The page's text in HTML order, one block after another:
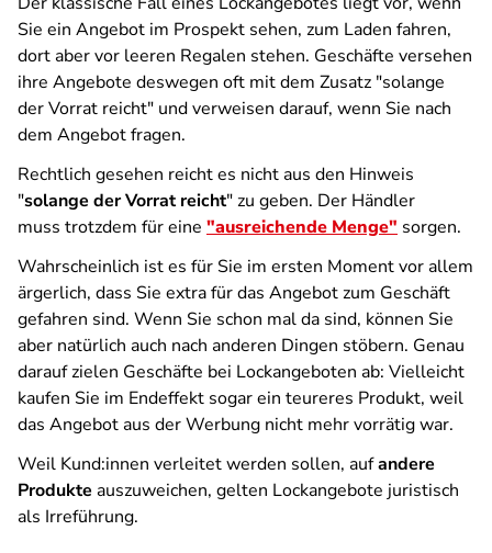
Sie ein Angebot im Prospekt sehen, zum Laden fahren,
dort aber vor leeren Regalen stehen. Geschäfte versehen
ihre Angebote deswegen oft mit dem Zusatz "solange
der Vorrat reicht" und verweisen darauf, wenn Sie nach
dem Angebot fragen.
Rechtlich gesehen reicht es nicht aus den Hinweis
"solange der Vorrat reicht" zu geben. Der Händler
muss trotzdem für eine "ausreichende Menge" sorgen.
Wahrscheinlich ist es für Sie im ersten Moment vor allem
ärgerlich, dass Sie extra für das Angebot zum Geschäft
gefahren sind. Wenn Sie schon mal da sind, können Sie
aber natürlich auch nach anderen Dingen stöbern. Genau
darauf zielen Geschäfte bei Lockangeboten ab: Vielleicht
kaufen Sie im Endeffekt sogar ein teureres Produkt, weil
das Angebot aus der Werbung nicht mehr vorrätig war.
Weil Kund:innen verleitet werden sollen, aufandere
Produkte auszuweichen, gelten Lockangebote juristisch
als Irreführung.